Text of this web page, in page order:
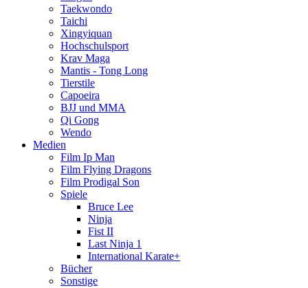
Taekwondo
Taichi
Xingyiquan
Hochschulsport
Krav Maga
Mantis - Tong Long
Tierstile
Capoeira
BJJ und MMA
Qi Gong
Wendo
Medien
Film Ip Man
Film Flying Dragons
Film Prodigal Son
Spiele
Bruce Lee
Ninja
Fist II
Last Ninja 1
International Karate+
Bücher
Sonstige